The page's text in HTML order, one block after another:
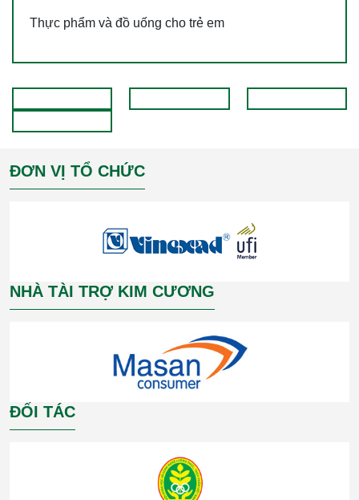
Thực phẩm và đồ uống cho trẻ em
ĐƠN VỊ TỔ CHỨC
NHÀ TÀI TRỢ KIM CƯƠNG
ĐỐI TÁC